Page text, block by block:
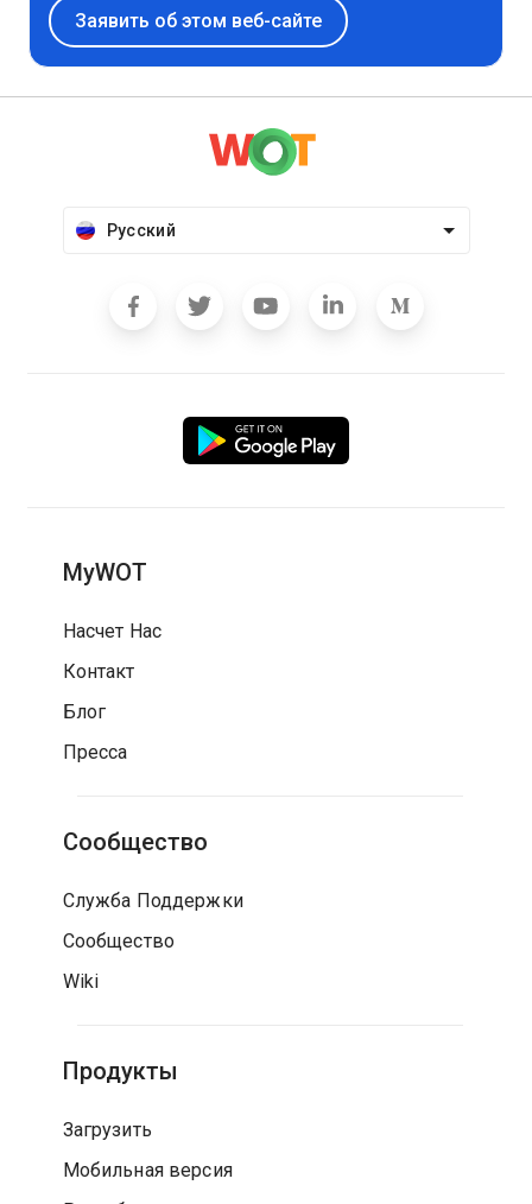
Заявить об этом веб-сайте
Русский
MyWOT
Насчет Нас
Контакт
Блог
Пресса
Сообщество
Служба Поддержки
Сообщество
Wiki
Продукты
Загрузить
Мобильная версия